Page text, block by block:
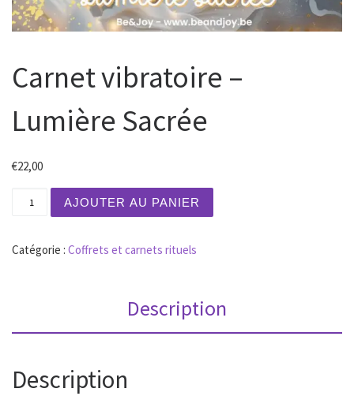
Carnet vibratoire –
Lumière Sacrée
€22,00
AJOUTER AU PANIER
Catégorie : Coffrets et carnets rituels
Description
Description